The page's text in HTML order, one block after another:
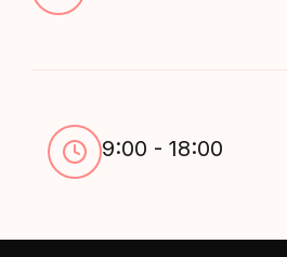
9:00 - 18:00